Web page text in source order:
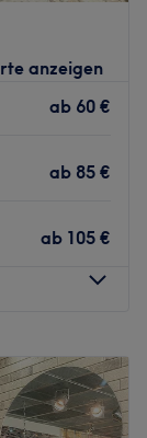
anzeigen
ab 60 €
ab 85 €
ab 105 €
–20:00
– 20:00
–20:00